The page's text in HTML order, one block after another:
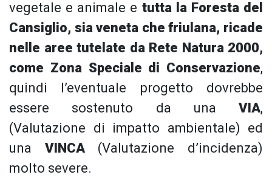
vegetale e animale e tutta la Foresta del
Cansiglio, sia veneta che friulana, ricade
nelle aree tutelate da Rete Natura 2000,
come Zona Speciale di Conservazione,
quindi l’eventuale progetto dovrebbe
essere sostenuto da una VIA,
(Valutazione di impatto ambientale) ed
una VINCA(Valutazione d’incidenza)
molto severe.